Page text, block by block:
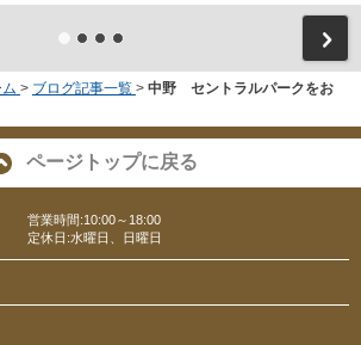
> ブログ記事一覧 > 中野 セントラルパークをお
ページトップに戻る
営業時間:10:00～18:00
定休日:水曜日、日曜日